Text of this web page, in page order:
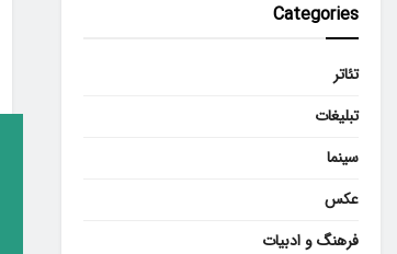
Categories
تئاتر
تبلیغات
سینما
عکس
فرهنگ و ادبیات